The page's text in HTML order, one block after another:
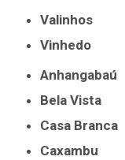
Valinhos
Vinhedo
Anhangabaú
Bela Vista
Casa Branca
Caxambu